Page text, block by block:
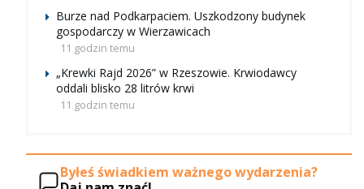
Burze nad Podkarpaciem. Uszkodzony budynek
gospodarczy w Wierzawicach
11 godzin temu
„Krewki Rajd 2026” w Rzeszowie. Krwiodawcy
oddali blisko 28 litrów krwi
11 godzin temu
Byłeś świadkiem ważnego wydarzenia?